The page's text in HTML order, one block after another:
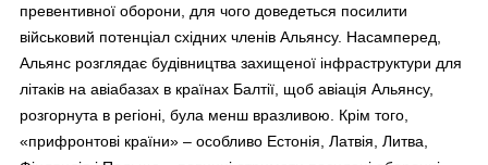
превентивної оборони, для чого доведеться посилити
військовий потенціал східних членів Альянсу. Насамперед,
Альянс розглядає будівництва захищеної інфраструктури для
літаків на авіабазах в країнах Балтії, щоб авіація Альянсу,
розгорнута в регіоні, була менш вразливою. Крім того,
«прифронтові країни» – особливо Естонія, Латвія, Литва,